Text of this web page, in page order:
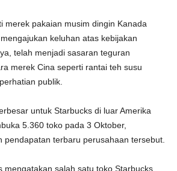
merek pakaian musim dingin Kanada
keluhan atas kebijakan
telah menjadi sasaran teguran
merek Cina seperti rantai teh susu
publik.
untuk Starbucks di luar Amerika
5.360 toko pada 3 Oktober,
pendapatan terbaru perusahaan tersebut.
mengatakan salah satu toko Starbucks